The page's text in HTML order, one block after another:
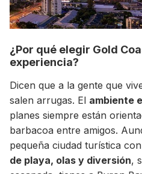
+30 Summer English
Melbourne
¿Por qué elegir Gold
experiencia?
Dicen que a la gente que
salen arrugas. El ambiente
planes siempre están
barbacoa entre amigos.
pequeña ciudad turística
de playa, olas y diversión,